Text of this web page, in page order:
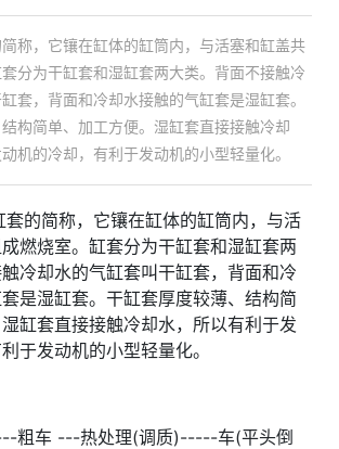
称，它镶在缸体的缸筒内，与活塞和缸盖共
分为干缸套和湿缸套两大类。背面不接触冷
套，背面和冷却水接触的气缸套是湿缸套。
构简单、加工方便。湿缸套直接接触冷却
机的冷却，有利于发动机的小型轻量化。
的简称，它镶在缸体的缸筒内，与活
燃烧室。缸套分为干缸套和湿缸套两
冷却水的气缸套叫干缸套，背面和冷
是湿缸套。干缸套厚度较薄、结构简
缸套直接接触冷却水，所以有利于发
于发动机的小型轻量化。
粗车 ---热处理(调质)-----车(平头倒